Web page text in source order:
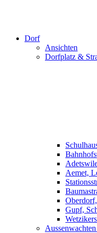
Dorf
Ansichten
Dorfplatz &
Aemet,
Gupf,